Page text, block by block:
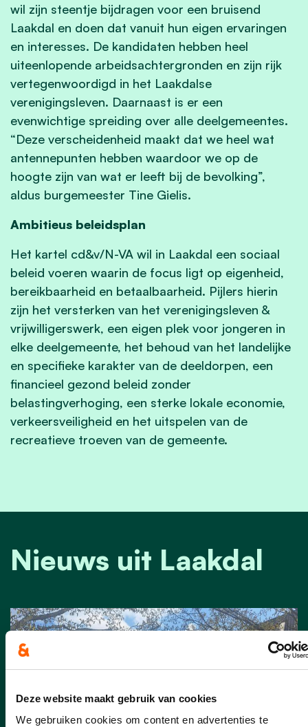
Deze website maakt gebruik van cookies
We gebruiken cookies om content en advertenties te
wil zijn steentje bijdragen voor een bruisend
Laakdal en doen dat vanuit hun eigen ervaringen
en interesses. De kandidaten hebben heel
uiteenlopende arbeidsachtergronden en zijn rijk
vertegenwoordigd in het Laakdalse
verenigingsleven. Daarnaast is er een
evenwichtige spreiding over alle deelgemeentes.
“Deze verscheidenheid maakt dat we heel wat
antennepunten hebben waardoor we op de
hoogte zijn van wat er leeft bij de bevolking”,
aldus burgemeester Tine Gielis.
Ambitieus beleidsplan
Het kartel cd&v/N-VA wil in Laakdal een sociaal
beleid voeren waarin de focus ligt op eigenheid,
bereikbaarheid en betaalbaarheid. Pijlers hierin
zijn het versterken van het verenigingsleven &
vrijwilligerswerk, een eigen plek voor jongeren in
elke deelgemeente, het behoud van het landelijke
en specifieke karakter van de deeldorpen, een
financieel gezond beleid zonder
belastingverhoging, een sterke lokale economie,
verkeersveiligheid en het uitspelen van de
recreatieve troeven van de gemeente.
Nieuws uit Laakdal